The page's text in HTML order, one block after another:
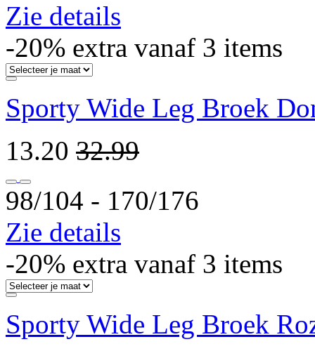
Zie details
-20% extra vanaf 3 items
Sporty Wide Leg Broek
13.20 32.99
98/104 ‐ 170/176
Zie details
-20% extra vanaf 3 items
Sporty Wide Leg Broek